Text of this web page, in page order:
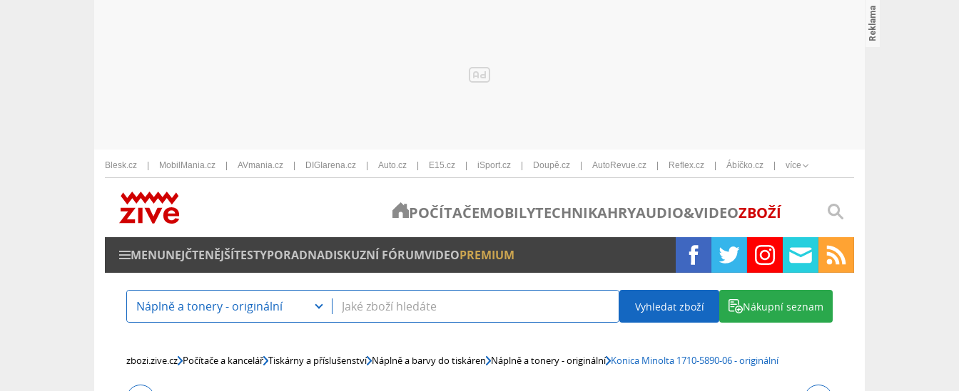
Blesk.cz MobilMania.cz AVmania.cz DIGIarena.cz Auto.cz E15.cz iSport.cz Doupě.cz AutoRevue.cz Reflex.cz Ábíčko.cz více
POČÍTAČEMOBILYTECHNIKAHRYAUDIO&VIDEOZBOŽÍ
MENUNEJČTENĚJŠÍTESTYPORADNADISKUZNÍ FÓRUMVIDEOPREMIUM
Náplně a tonery - originální Vyhledat zboží Nákupní seznam
zbozi.zive.cz Počítače a kancelář Tiskárny a příslušenství Náplně a barvy do tiskáren Náplně a tonery - originální Konica Minolta 1710-5890-06 - originální